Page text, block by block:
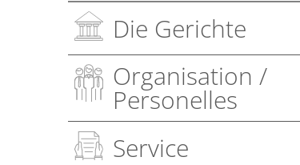
Die Gerichte
Organisation /
Personelles
Service